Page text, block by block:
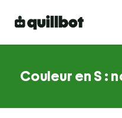
Couleur en S :